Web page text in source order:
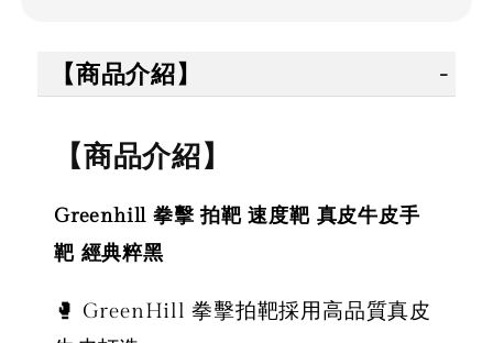
【商品介紹】
【商品介紹】
Greenhill 拳擊 拍靶 速度靶 真皮牛皮手
靶 經典粹黑
🥊 GreenHill 拳擊拍靶採用高品質真皮